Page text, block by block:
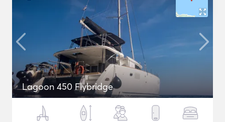
Lagoon 450 Flybridge